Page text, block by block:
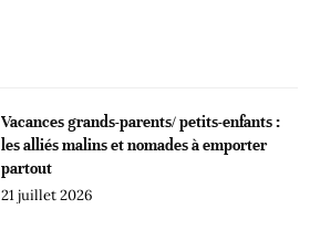
Vacances grands-parents/ petits-enfants :
les alliés malins et nomades à emporter
partout
21 juillet 2026